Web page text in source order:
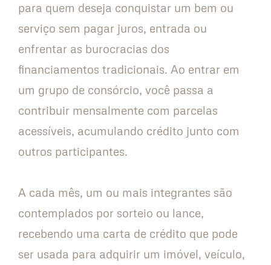
para quem deseja conquistar um bem ou
serviço sem pagar juros, entrada ou
enfrentar as burocracias dos
financiamentos tradicionais. Ao entrar em
um grupo de consórcio, você passa a
contribuir mensalmente com parcelas
acessíveis, acumulando crédito junto com
outros participantes.
A cada mês, um ou mais integrantes são
contemplados por sorteio ou lance,
recebendo uma carta de crédito que pode
ser usada para adquirir um imóvel, veículo,